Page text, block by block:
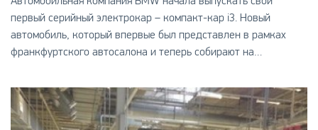
первый серийный электрокар – компакт-кар i3. Новый
автомобиль, который впервые был представлен в рамках
франкфуртского автосалона и теперь собирают на